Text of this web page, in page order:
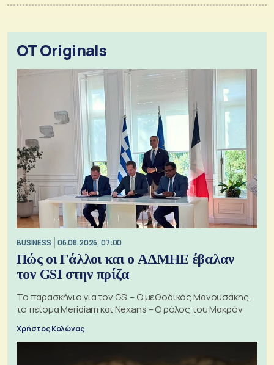
OT Originals
BUSINESS 06.08.2026, 07:00
Πώς οι Γάλλοι και ο ΑΔΜΗΕ έβαλαν
τον GSI στην πρίζα
Το παρασκήνιο για τον GSI – Ο μεθοδικός Μανουσάκης,
το πείσμα Meridiam και Nexans – Ο ρόλος του Μακρόν
Χρήστος Κολώνας